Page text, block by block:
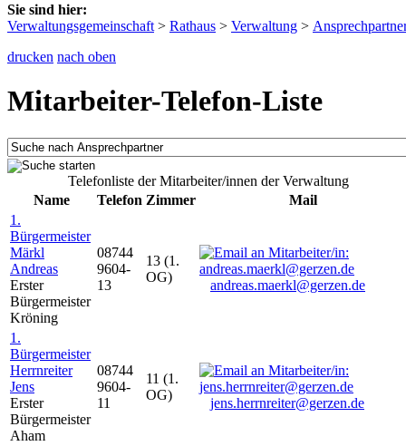
Sie sind hier:
Verwaltungsgemeinschaft > Rathaus > Verwaltung >
drucken nach oben
Mitarbeiter-Telefon-Liste
Telefonliste der Mitarbeiter/innen der Verwaltung
Name
Telefon Zimmer
Mail
1.
Bürgermeister
Märkl
Andreas
Erster
Bürgermeister
Kröning
08744
9604-
13
13 (1.
OG)
andreas.maerkl@gerzen.de
1.
Bürgermeister
Herrnreiter
Jens
Erster
Bürgermeister
Aham
08744
9604-
11
11 (1.
OG)
jens.herrnreiter@gerzen.de